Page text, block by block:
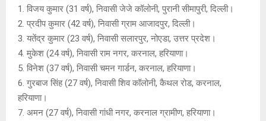
1. विजय कुमार (31 वर्ष), निवासी जेजे कॉलोनी, पुरानी सीमापुरी, दिल्ली।
2. प्रदीप कुमार (42 वर्ष), निवासी ग्राम आजादपुर, दिल्ली।
3. यतेंद्र कुमार (23 वर्ष), निवासी सलारपुर, नोएडा, उत्तर प्रदेश।
4. मुकेश (24 वर्ष), निवासी राम नगर, करनाल, हरियाणा।
5. विनेश (37 वर्ष), निवासी चमन गार्डन, करनाल, हरियाणा।
6. गुरबाज सिंह (27 वर्ष), निवासी शिव कॉलोनी, कैथल रोड, करनाल,
हरियाणा।
7. अमन (27 वर्ष), निवासी गांधी नगर, करनाल ग्रामीण, हरियाणा।